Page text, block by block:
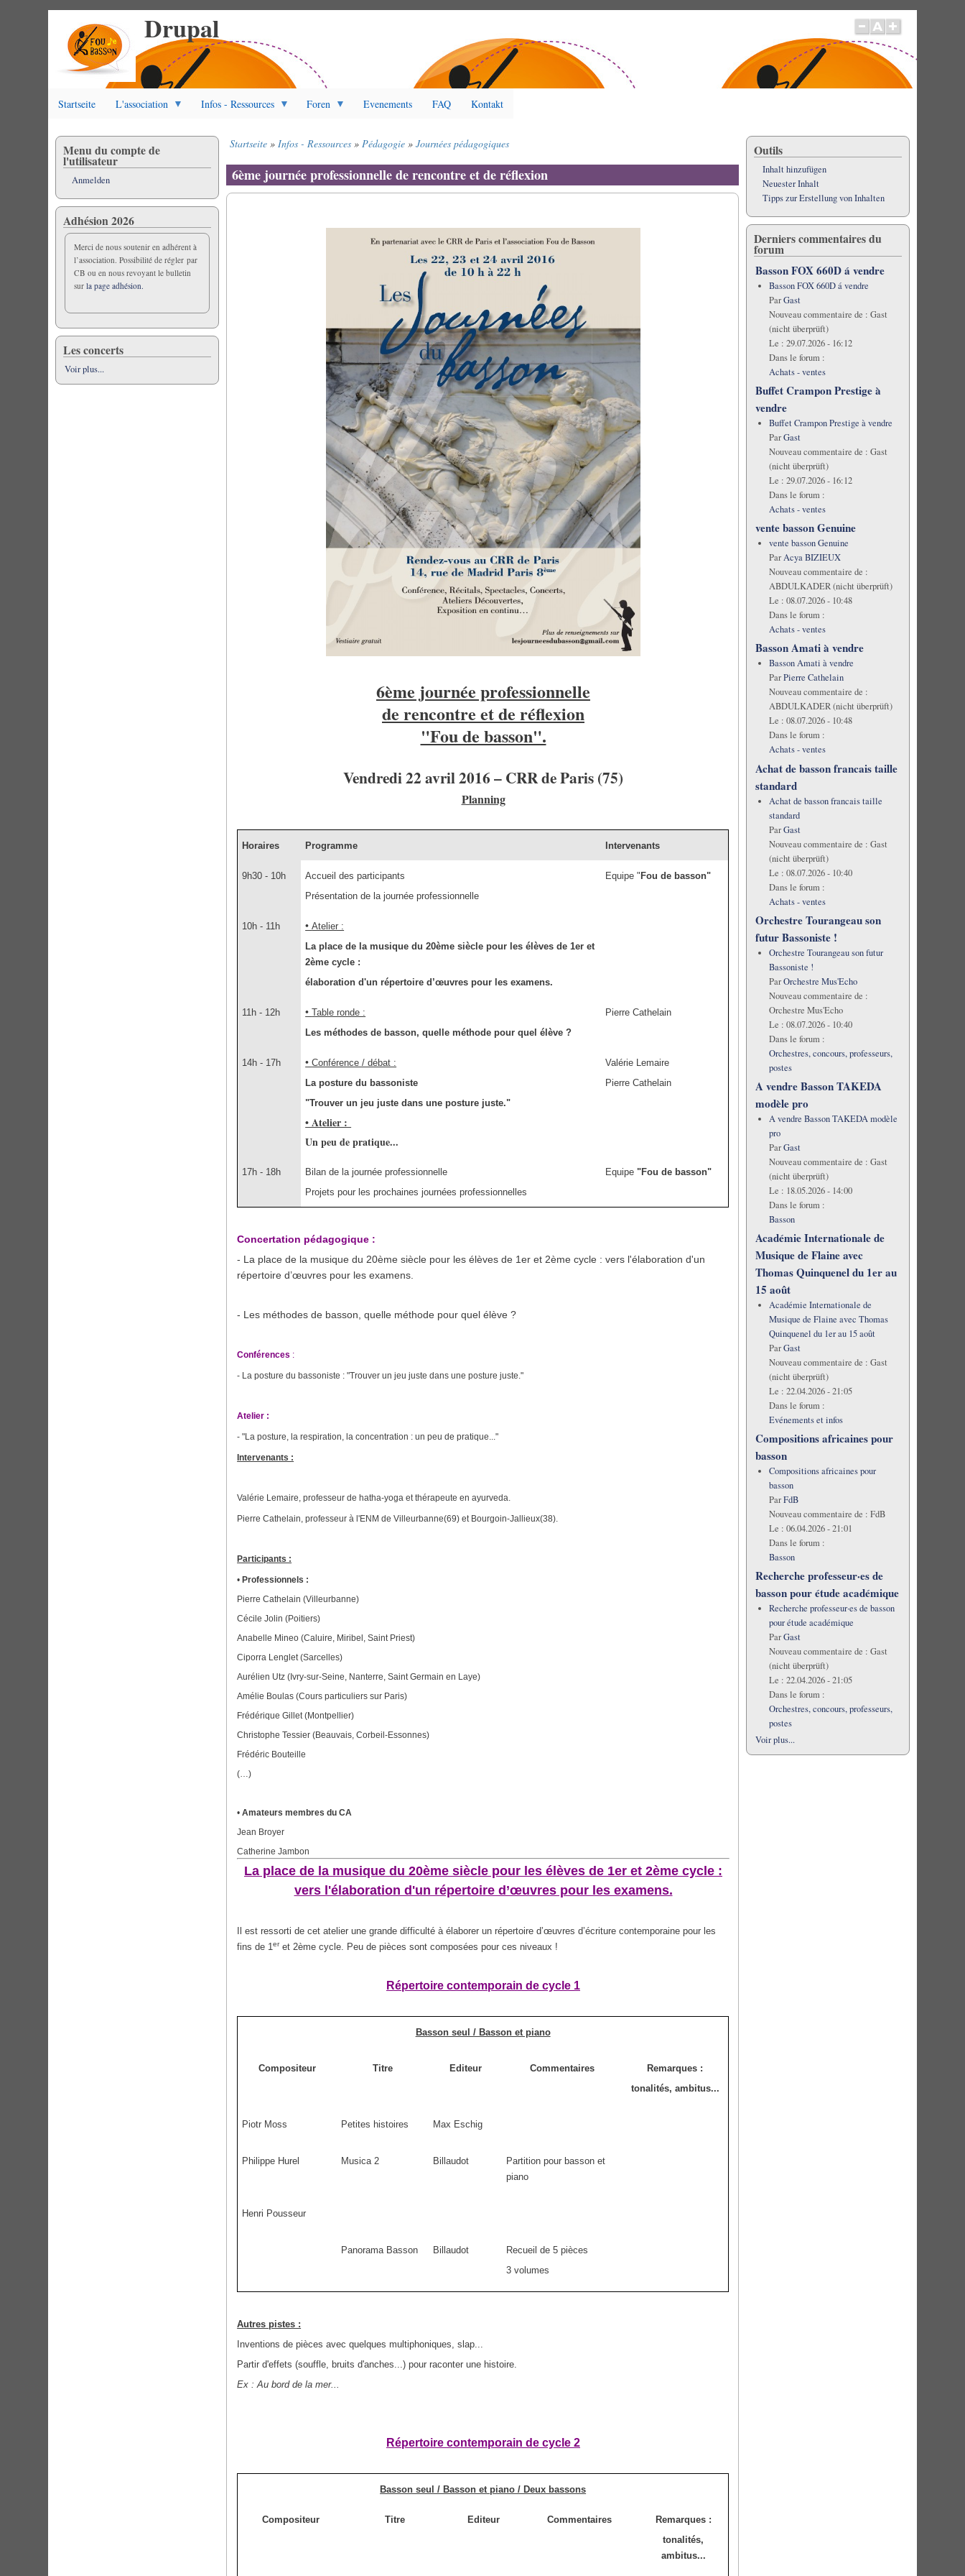
Drupal
Startseite L'association Infos - Ressources Foren Evenements FAQ Kontakt
Startseite Infos - Ressources Pédagogie Journées pédagogiques
6ème journée professionnelle de rencontre et de réflexion
6ème journée professionnelle
de rencontre et de réflexion
"Fou de basson".
Vendredi 22 avril 2016 – CRR de Paris (75)
Planning
Horaires Programme Intervenants
9h30 - 10h
Accueil des participants
Présentation de la journée professionnelle
Equipe " Fou de basson"
10h - 11h •Atelier :
La place de la musique du 20ème siècle pour les élèves de 1er et
2ème cycle :
élaboration d'un répertoire d’œuvres pour les examens.
11h - 12h •Table ronde :
Les méthodes de basson, quelle méthode pour quel élève ?
Pierre Cathelain
14h - 17h •Conférence / débat :
La posture du bassoniste
"Trouver un jeu juste dans une posture juste."
• Atelier :
Un peu de pratique...
Valérie Lemaire
Pierre Cathelain
17h - 18h
Bilan de la journée professionnelle
Projets pour les prochaines journées professionnelles
Equipe "Fou de basson"
Concertation pédagogique :
- La place de la musique du 20ème siècle pour les élèves de 1er et 2ème cycle : vers l'élaboration d'un
répertoire d’œuvres pour les examens.
- Les méthodes de basson, quelle méthode pour quel élève ?
Conférences :
- La posture du bassoniste : "Trouver un jeu juste dans une posture juste."
Atelier :
- "La posture, la respiration, la concentration : un peu de pratique..."
Intervenants :
Valérie Lemaire, professeur de hatha-yoga et thérapeute en ayurveda.
Pierre Cathelain, professeur à l'ENM de Villeurbanne(69) et Bourgoin-Jallieux(38).
Participants :
• Professionnels :
Pierre Cathelain (Villeurbanne)
Cécile Jolin (Poitiers)
Anabelle Mineo (Caluire, Miribel, Saint Priest)
Ciporra Lenglet (Sarcelles)
Aurélien Utz (Ivry-sur-Seine, Nanterre, Saint Germain en Laye)
Amélie Boulas (Cours particuliers sur Paris)
Frédérique Gillet (Montpellier)
Christophe Tessier (Beauvais, Corbeil-Essonnes)
Frédéric Bouteille
(…)
•Amateurs membres du CA
Jean Broyer
Catherine Jambon
La place de la musique du 20ème siècle pour les élèves de 1er et 2ème cycle :
vers l'élaboration d'un répertoire d’œuvres pour les examens.
Il est ressorti de cet atelier une grande difficulté à élaborer un répertoire d’œuvres d’écriture contemporaine pour les
fins de 1eret 2ème cycle. Peu de pièces sont composées pour ces niveaux !
Répertoire contemporain de cycle 1
Basson seul / Basson et piano
Compositeur Titre Editeur Commentaires
Remarques :
tonalités, ambitus...
Piotr Moss Petites histoires Max Eschig
Philippe Hurel Musica 2 Billaudot
Partition pour basson et
piano
Henri Pousseur
Panorama Basson Billaudot
Recueil de 5 pièces
3 volumes
Autres pistes :
Inventions de pièces avec quelques multiphoniques, slap...
Partir d'effets (souffle, bruits d'anches...) pour raconter une histoire.
Ex : Au bord de la mer...
Répertoire contemporain de cycle 2
Basson seul / Basson et piano / Deux bassons
Compositeur Titre Editeur Commentaires
Remarques :
tonalités,
ambitus...
Menu du compte de
l'utilisateur
Anmelden
Adhésion 2026
Merci de nous soutenir en adhérent à
l’association. Possibilité de régler par
CB ou en nous revoyant le bulletin
surla page adhésion.
Les concerts
Voir plus...
Outils
Inhalt hinzufügen
Neuester Inhalt
Tipps zur Erstellung von Inhalten
Derniers commentaires du
forum
Basson FOX 660D á vendre
Basson FOX 660D á vendre
ParGast
Nouveau commentaire de : Gast
(nicht überprüft)
Le : 29.07.2026 - 16:12
Dans le forum :
Achats - ventes
Buffet Crampon Prestige à
vendre
Buffet Crampon Prestige à vendre
ParGast
Nouveau commentaire de : Gast
(nicht überprüft)
Le : 29.07.2026 - 16:12
Dans le forum :
Achats - ventes
vente basson Genuine
vente basson Genuine
ParAcya BIZIEUX
Nouveau commentaire de :
ABDULKADER (nicht überprüft)
Le : 08.07.2026 - 10:48
Dans le forum :
Achats - ventes
Basson Amati à vendre
Basson Amati à vendre
ParPierre Cathelain
Nouveau commentaire de :
ABDULKADER (nicht überprüft)
Le : 08.07.2026 - 10:48
Dans le forum :
Achats - ventes
Achat de basson francais taille
standard
Achat de basson francais taille
standard
ParGast
Nouveau commentaire de : Gast
(nicht überprüft)
Le : 08.07.2026 - 10:40
Dans le forum :
Achats - ventes
Orchestre Tourangeau son
futur Bassoniste !
Orchestre Tourangeau son futur
Bassoniste !
ParOrchestre Mus'Echo
Nouveau commentaire de :
Orchestre Mus'Echo
Le : 08.07.2026 - 10:40
Dans le forum :
Orchestres, concours, professeurs,
postes
A vendre Basson TAKEDA
modèle pro
A vendre Basson TAKEDA modèle
pro
ParGast
Nouveau commentaire de : Gast
(nicht überprüft)
Le : 18.05.2026 - 14:00
Dans le forum :
Basson
Académie Internationale de
Musique de Flaine avec
Thomas Quinquenel du 1er au
15 août
Académie Internationale de
Musique de Flaine avec Thomas
Quinquenel du 1er au 15 août
ParGast
Nouveau commentaire de : Gast
(nicht überprüft)
Le : 22.04.2026 - 21:05
Dans le forum :
Evénements et infos
Compositions africaines pour
basson
Compositions africaines pour
basson
ParFdB
Nouveau commentaire de : FdB
Le : 06.04.2026 - 21:01
Dans le forum :
Basson
Recherche professeur·es de
basson pour étude académique
Recherche professeur·es de basson
pour étude académique
ParGast
Nouveau commentaire de : Gast
(nicht überprüft)
Le : 22.04.2026 - 21:05
Dans le forum :
Orchestres, concours, professeurs,
postes
Voir plus...